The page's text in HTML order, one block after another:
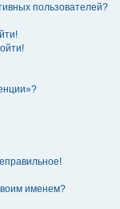
пользователей?
именем?